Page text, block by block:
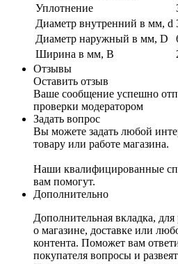
Уплотнение
Диаметр внутренний в мм, d
Диаметр наружный в мм, D
Ширина в мм, B
Отзывы
Оставить отзыв
Ваше сообщение успешно
проверки модератором
Задать вопрос
Вы можете задать любой
товару или работе магазина.
Наши квалифицированные
вам помогут.
Дополнительно
Дополнительная вкладка,
о магазине, доставке или
контента. Поможет вам
покупателя вопросы и